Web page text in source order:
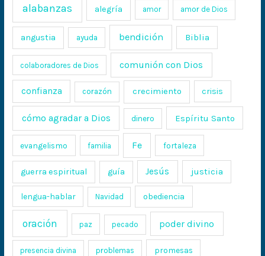
alabanzas alegría amor amor de Dios
angustia ayuda bendición Biblia
colaboradores de Dios comunión con Dios
confianza corazón crecimiento crisis
cómo agradar a Dios dinero Espíritu Santo
evangelismo familia Fe fortaleza
guerra espiritual guía Jesús justicia
lengua-hablar Navidad obediencia
oración paz pecado poder divino
presencia divina problemas promesas